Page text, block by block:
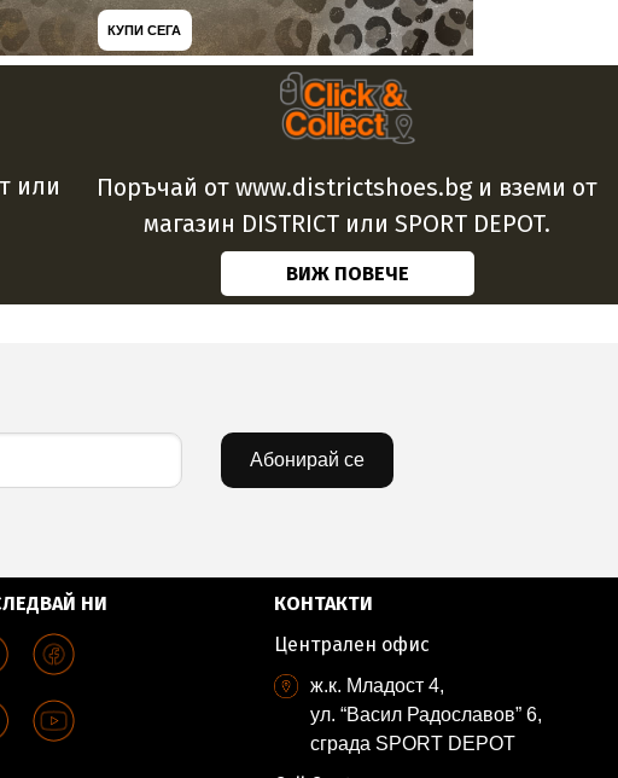
КУПИ СЕГА
или
Поръчай от www.districtshoes.bg и вземи от
магазин DISTRICT или SPORT DEPOT.
ВИЖ ПОВЕЧЕ
Абонирай се
НИ
КОНТАКТИ
Централен офис
ж.к. Младост 4,
ул. “Васил Радославов” 6,
сграда SPORT DEPOT